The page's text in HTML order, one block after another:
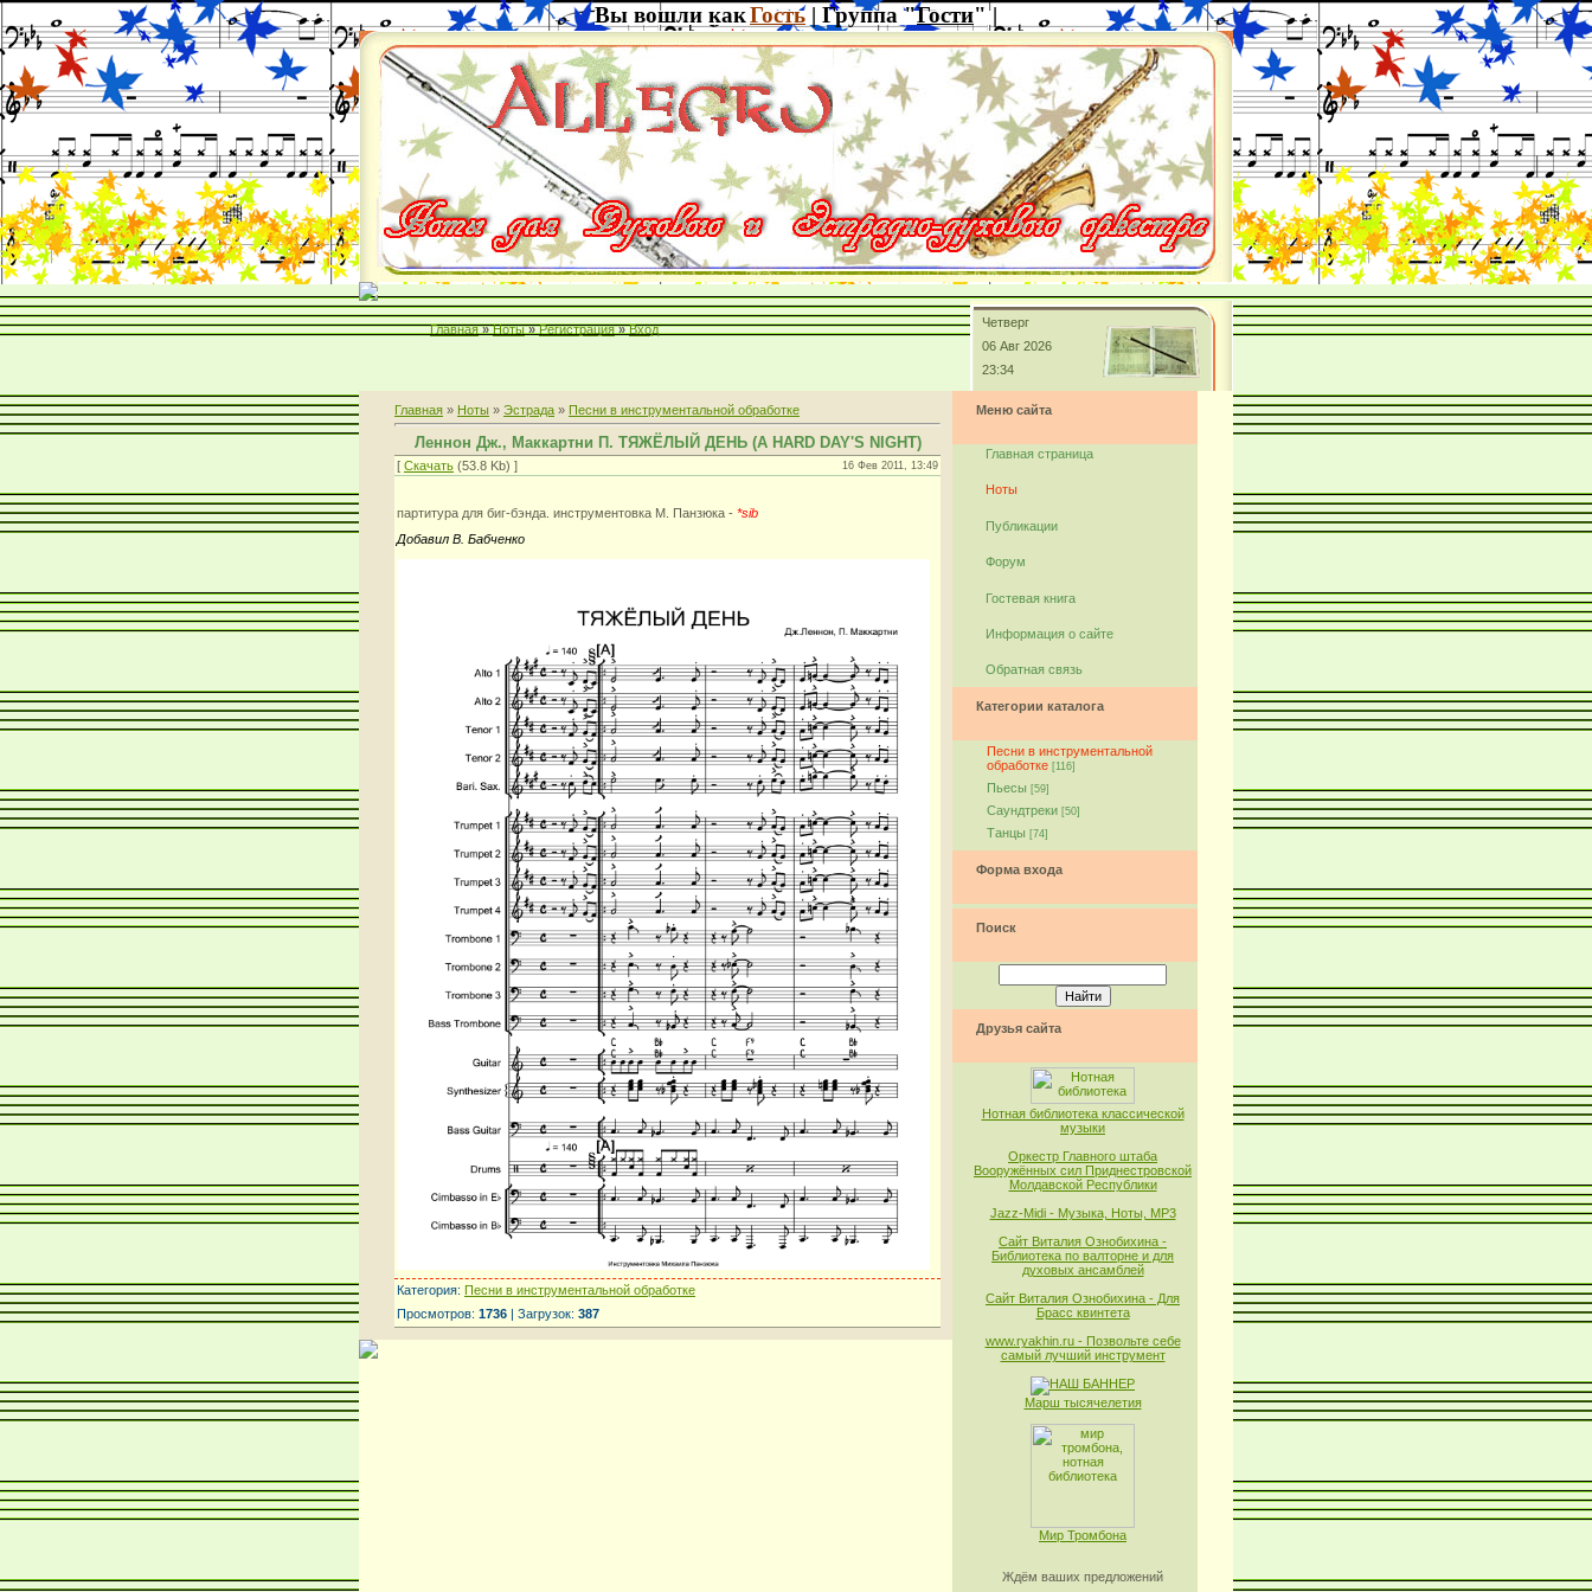
Вы вошли какГость | Группа "Гости" |
Главная » Ноты » Регистрация » Вход
Четверг
06 Авг 2026
23:34
Главная » Ноты » Эстрада » Песни в инструментальной обработке
Леннон Дж., Маккартни П. ТЯЖЁЛЫЙ ДЕНЬ (A HARD DAY'S NIGHT)
[ Скачать (53.8 Kb) ] 16 Фев 2011, 13:49
партитура для биг-бэнда. инструментовка М. Панзюка - *sib
Добавил В. Бабченко
Категория: Песни в инструментальной обработке
Просмотров: 1736 | Загрузок: 387
Меню сайта
Главная страница
Ноты
Публикации
Форум
Гостевая книга
Информация о сайте
Обратная связь
Категории каталога
Песни в инструментальной
обработке [116]
Пьесы [59]
Саундтреки [50]
Танцы [74]
Форма входа
Поиск
Друзья сайта
Нотная библиотека классической
музыки
Оркестр Главного штаба
Вооружённых сил Приднестровской
Молдавской Республики
Jazz-Midi - Музыка, Ноты, MP3
Сайт Виталия Ознобихина -
Библиотека по валторне и для
духовых ансамблей
Сайт Виталия Ознобихина - Для
Брасс квинтета
www.ryakhin.ru - Позвольте себе
самый лучший инструмент
Марш тысячелетия
Мир Тромбона
Ждём ваших предложений